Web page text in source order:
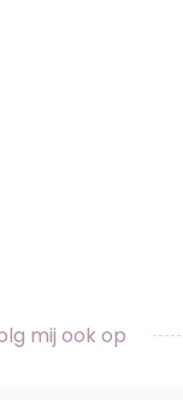
mij ook op